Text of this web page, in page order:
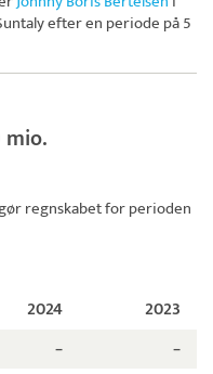
efter en periode på 5
mio.
regnskabet for perioden
2024 2023
–
–